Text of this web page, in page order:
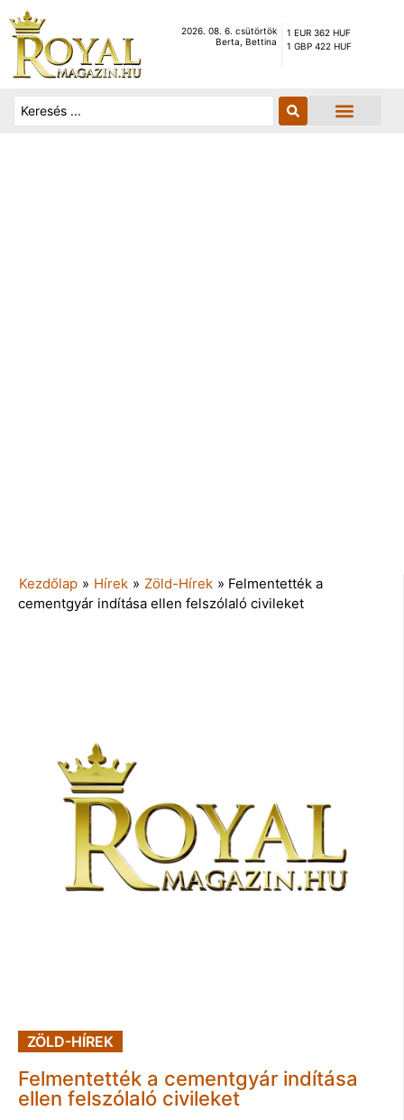
2026. 08. 6. csütörtök
Berta, Bettina
1 EUR 362 HUF
1 GBP 422 HUF
Kezdőlap » Hírek » Zöld-Hírek » Felmentették a
cementgyár indítása ellen felszólaló civileket
ZÖLD-HÍREK
Felmentették a cementgyár indítása
ellen felszólaló civileket